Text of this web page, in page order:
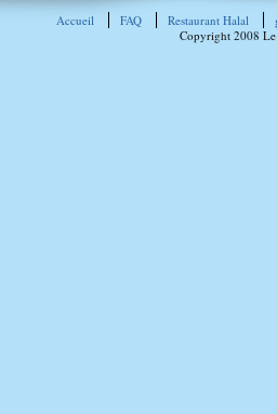
Accueil FAQ Restaurant Halal
Copyright 2008